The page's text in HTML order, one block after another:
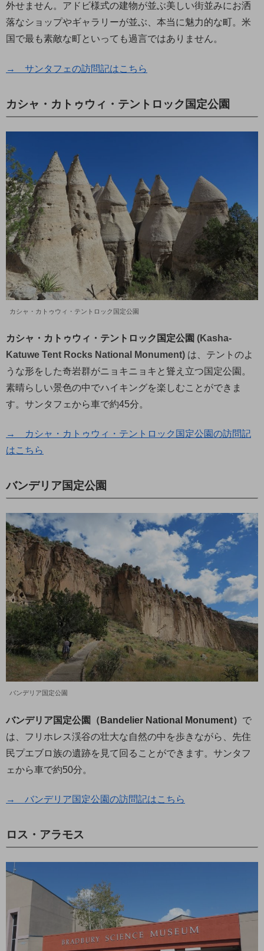
外せません。アドビ様式の建物が並ぶ美しい街並みにお洒
落なショップやギャラリーが並ぶ、本当に魅力的な町。米
国で最も素敵な町といっても過言ではありません。
→ サンタフェの訪問記はこちら
カシャ・カトゥウィ・テントロック国定公園
カシャ・カトゥウィ・テントロック国定公園
カシャ・カトゥウィ・テントロック国定公園 (Kasha-
Katuwe Tent Rocks National Monument) は、テントのよ
うな形をした奇岩群がニョキニョキと聳え立つ国定公園。
素晴らしい景色の中でハイキングを楽しむことができま
す。サンタフェから車で約45分。
→ カシャ・カトゥウィ・テントロック国定公園の訪問記
はこちら
バンデリア国定公園
バンデリア国定公園
バンデリア国定公園（Bandelier National Monument） で
は、フリホレス渓谷の壮大な自然の中を歩きながら、先住
民プエブロ族の遺跡を見て回ることができます。サンタフ
ェから車で約50分。
→ バンデリア国定公園の訪問記はこちら
ロス・アラモス